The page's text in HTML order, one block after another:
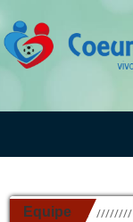
Equipe //////////